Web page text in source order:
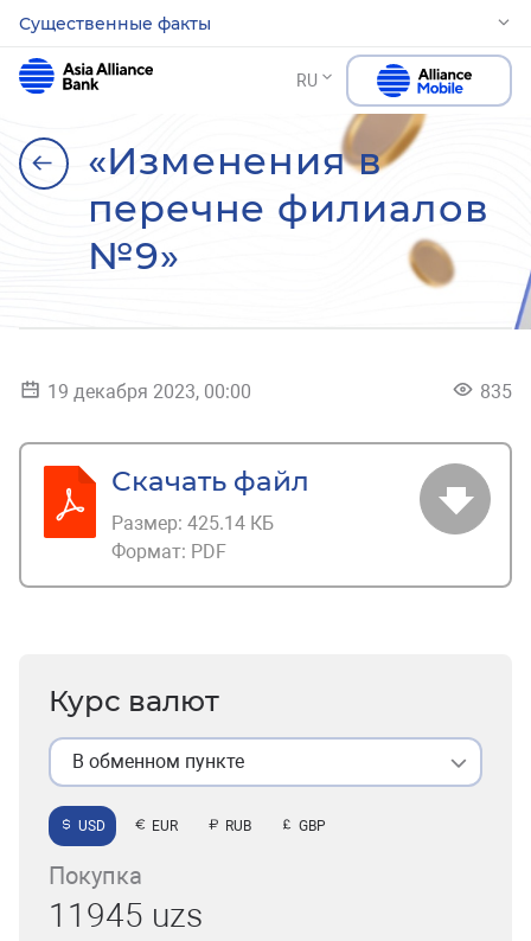
Существенные факты
RU
«Изменения в
перечне филиалов
№9»
19 декабря 2023, 00:00 835
Скачать файл
Размер: 425.14 КБ
Формат: PDF
Курс валют
В обменном пункте
USD EUR RUB GBP
Покупка
11945 uzs